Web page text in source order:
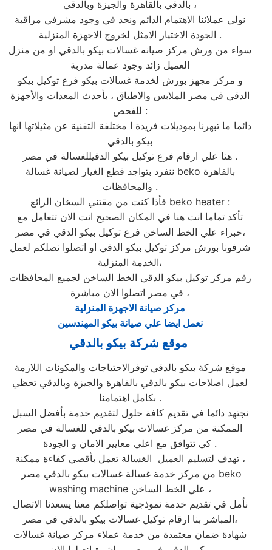
بالدقي بالقاهرة والجيزة وبالدقي ،
نولي عملائنا الاهتمام الدائم ونجد في وجود مشرفي مراقبة
الجودة الاختيار الامثل لخروج الاجهزة المنزلية .
سواء من ورش مركز صيانه غسالات بيكو بالدقي او من منزل
العميل زائد وجود عمالة مدربة
و مركز مجهز بورش لخدمة غسالات بيكو فرع توكيل بيكو
الدقي في مصر الملابس والاطباق ، بأحدث المعدات والأجهزة
للفحص :
دائما ما تبهرنا بموديلات فريدة ا مختلفة التقنية عن مثيلاتها انها
بيكو بالدقي
هنا علي ارقام فرع توكيل بيكو الدقيللغسالة في مصر .
ننفرد بتواجد قطع الغيار لصيانة غسالة beko بالقاهرة
والمحافظات .
فأذا كنت من مقتني السخان الرائع beko heater :
تأكد تماما انت هنا في المكان الصحيح انت الان تتعامل مع
خبراء علي الخط الساخن فرع توكيل بيكو الدقي في مصر،
شرفونا بورش مركز توكيل بيكو الدقي او اتصلوا نصلكم لعمل
الخدمة المنزلية،
رقم مركز توكيل بيكو الدقي الخط الساخن لجميع المحافظات
في مصر اتصلوا الان مباشرة ،
مركز صيانة الاجهزة المنزلية
نعمل ايضا علي صيانة بيكو المهندسين
موقع شركة بيكو بالدقي توفرالاحتياجات والمكونات اللازمة
لعمل اصلاحات بيكو بالدقي بالقاهرة والجيزة وبالدقي تحظي
بكامل اهتمامنا .
نجتهد دائما في تقديم كافة حلول لتقديم خدمة بأفضل السبل
الممكنة من مركز غسالات بيكو بالدقي للغسالة في مصر
كي تتوافق مع اعلي معايير الامان و الجودة .
تهدف لتسليم العميل الغسالة تعمل بأقصي كفاءة ممكنة ،
washing machine علي الخط الساخن ،
نأمل في تقديم خدمة نموذجية تواصلكم معنا يسعدنا الاتصال
المباشر بنا ارقام توكيل غسالات بيكو بالدقي في مصر،
شهادة ضمان معتمدة من خدمة عملاء مركز صيانة غسالات